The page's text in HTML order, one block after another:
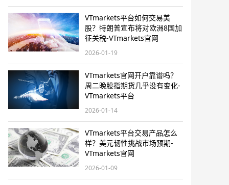
VTmarkets平台如何交易美
股？特朗普宣布将对欧洲8国加
征关税-VTmarkets官网
2026-01-19
VTmarkets官网开户靠谱吗？
周二晚股指期货几乎没有变化-
VTmarkets平台
2026-01-14
VTmarkets平台交易产品怎么
样？美元韧性挑战市场预期-
VTmarkets官网
2026-01-09